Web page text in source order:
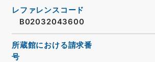
レファレンスコード
B02032043600
所蔵館における請求番
号